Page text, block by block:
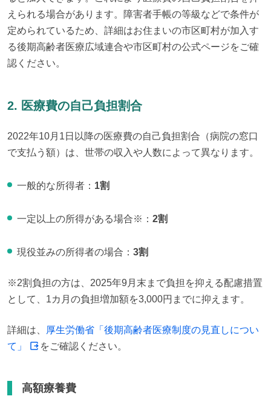
えられる場合があります。障害者手帳の等級などで条件が
定められているため、詳細はお住まいの市区町村が加入す
る後期高齢者医療広域連合や市区町村の公式ページをご確
認ください。
2. 医療費の自己負担割合
2022年10月1日以降の医療費の自己負担割合（病院の窓口
で支払う額）は、世帯の収入や人数によって異なります。
一般的な所得者： 1割
一定以上の所得がある場合※： 2割
現役並みの所得者の場合： 3割
※2割負担の方は、2025年9月末まで負担を抑える配慮措置
として、1カ月の負担増加額を3,000円までに抑えます。
詳細は、
厚生労働省「後期高齢者医療制度の見直しについ
て」
をご確認ください。
高額療養費